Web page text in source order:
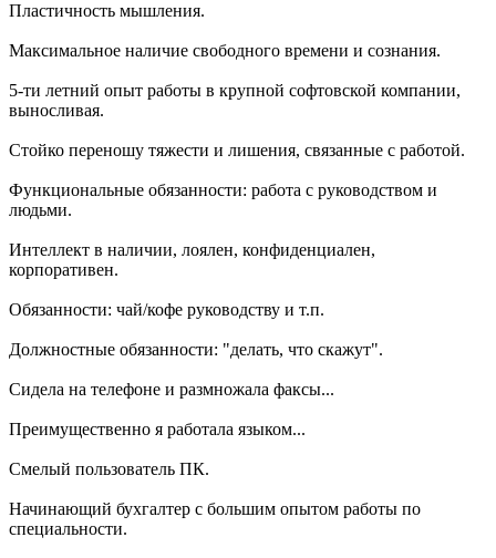
Пластичность мышления.
Максимальное наличие свободного времени и сознания.
5-ти летний опыт работы в крупной софтовской компании,
выносливая.
Стойко переношу тяжести и лишения, связанные с работой.
Функциональные обязанности: работа с руководством и
людьми.
Интеллект в наличии, лоялен, конфиденциален,
корпоративен.
Обязанности: чай/кофе руководству и т.п.
Должностные обязанности: "делать, что скажут".
Сидела на телефоне и размножала факсы...
Преимущественно я работала языком...
Смелый пользователь ПК.
Начинающий бухгалтер с большим опытом работы по
специальности.